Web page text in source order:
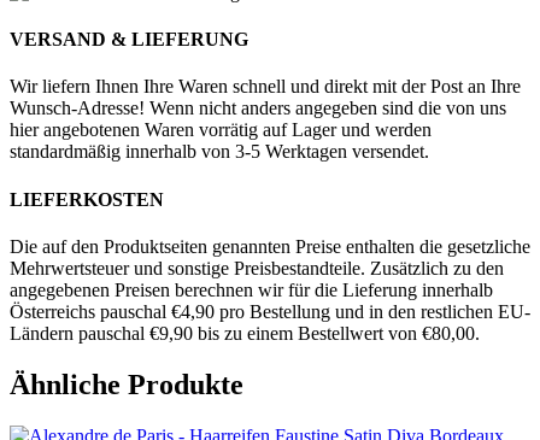
VERSAND & LIEFERUNG
Wir liefern Ihnen Ihre Waren schnell und direkt mit der Post an Ihre
Wunsch-Adresse! Wenn nicht anders angegeben sind die von uns
hier angebotenen Waren vorrätig auf Lager und werden
standardmäßig innerhalb von 3-5 Werktagen versendet.
LIEFERKOSTEN
Die auf den Produktseiten genannten Preise enthalten die gesetzliche
Mehrwertsteuer und sonstige Preisbestandteile. Zusätzlich zu den
angegebenen Preisen berechnen wir für die Lieferung innerhalb
Österreichs pauschal €4,90 pro Bestellung und in den restlichen EU-
Ländern pauschal €9,90 bis zu einem Bestellwert von €80,00.
Ähnliche Produkte